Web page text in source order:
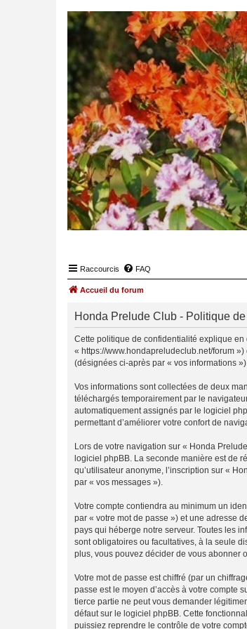
Raccourcis FAQ
Accueil du forum
Honda Prelude Club - Politique
Cette politique de confidentialité explique
« https://www.hondapreludeclub.net/forum
(désignées ci-après par « vos informations
Vos informations sont collectées de deux
téléchargés temporairement par le
automatiquement assignés par le logiciel
permettant d’améliorer votre confort de
Lors de votre navigation sur « Honda
logiciel phpBB. La seconde manière est de
qu’utilisateur anonyme, l’inscription sur «
par « vos messages »).
Votre compte contiendra au minimum un
par « votre mot de passe ») et une adresse
pays qui héberge notre serveur. Toutes les
sont obligatoires ou facultatives, à la seule
plus, vous pouvez décider de vous abonner
Votre mot de passe est chiffré (par un
passe est le moyen d’accès à votre compte
tierce partie ne peut vous demander
défaut sur le logiciel phpBB. Cette
puissiez reprendre le contrôle de votre